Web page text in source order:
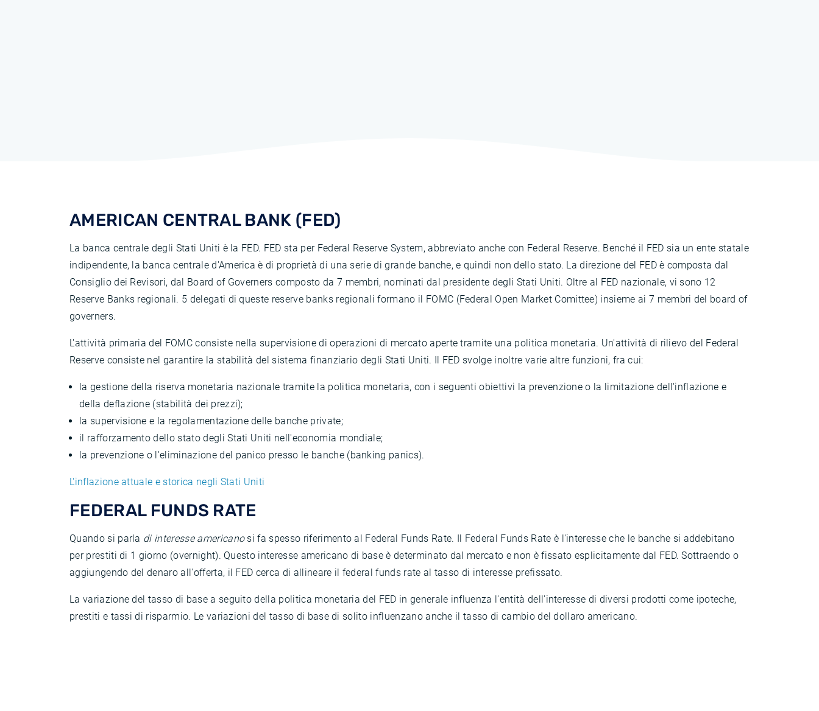
AMERICAN CENTRAL BANK (FED)
La banca centrale degli Stati Uniti è la FED. FED sta per Federal Reserve System, abbreviato anche con Federal Reserve. Benché il FED sia un ente statale
indipendente, la banca centrale d'America è di proprietà di una serie di grande banche, e quindi non dello stato. La direzione del FED è composta dal
Consiglio dei Revisori, dal Board of Governers composto da 7 membri, nominati dal presidente degli Stati Uniti. Oltre al FED nazionale, vi sono 12
Reserve Banks regionali. 5 delegati di queste reserve banks regionali formano il FOMC (Federal Open Market Comittee) insieme ai 7 membri del board of
governers.
L'attività primaria del FOMC consiste nella supervisione di operazioni di mercato aperte tramite una politica monetaria. Un'attività di rilievo del Federal
Reserve consiste nel garantire la stabilità del sistema finanziario degli Stati Uniti. Il FED svolge inoltre varie altre funzioni, fra cui:
la gestione della riserva monetaria nazionale tramite la politica monetaria, con i seguenti obiettivi la prevenzione o la limitazione dell'inflazione e
della deflazione (stabilità dei prezzi);
la supervisione e la regolamentazione delle banche private;
il rafforzamento dello stato degli Stati Uniti nell'economia mondiale;
la prevenzione o l'eliminazione del panico presso le banche (banking panics).
L'inflazione attuale e storica negli Stati Uniti
FEDERAL FUNDS RATE
Quando si parla di interesse americanosi fa spesso riferimento al Federal Funds Rate. Il Federal Funds Rate è l'interesse che le banche si addebitano
per prestiti di 1 giorno (overnight). Questo interesse americano di base è determinato dal mercato e non è fissato esplicitamente dal FED. Sottraendo o
aggiungendo del denaro all'offerta, il FED cerca di allineare il federal funds rate al tasso di interesse prefissato.
La variazione del tasso di base a seguito della politica monetaria del FED in generale influenza l'entità dell'interesse di diversi prodotti come ipoteche,
prestiti e tassi di risparmio. Le variazioni del tasso di base di solito influenzano anche il tasso di cambio del dollaro americano.